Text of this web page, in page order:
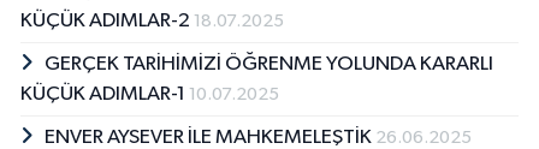
Halen Emin Şirketler Grubunda danışman
KÜÇÜK ADIMLAR-2 18.07.2025
GERÇEK TARİHİMİZİ ÖĞRENME YOLUNDA KARARLI
KÜÇÜK ADIMLAR-1 10.07.2025
ENVER AYSEVER İLE MAHKEMELEŞTİK 26.06.2025